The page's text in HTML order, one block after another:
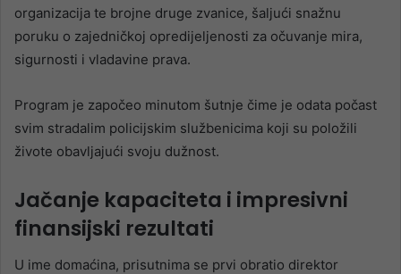
organizacija te brojne druge zvanice, šaljući snažnu
poruku o zajedničkoj opredijeljenosti za očuvanje mira,
sigurnosti i vladavine prava.
Program je započeo minutom šutnje čime je odata počast
svim stradalim policijskim službenicima koji su položili
živote obavljajući svoju dužnost.
Jačanje kapaciteta i impresivni
finansijski rezultati
U ime domaćina, prisutnima se prvi obratio direktor